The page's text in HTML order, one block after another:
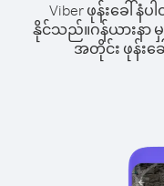
Viber ဖုန်းခေါ်
နိုင်သည်။ဂန်ယားနာ
အတိုင်း ဖုန်းခေ